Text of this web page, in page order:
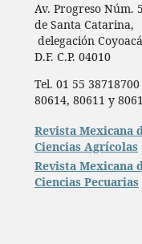
Av. Progreso Núm.
de Santa Catarina,
delegación
D.F. C.P. 04010
Tel. 01 55
80614, 80611 y
Revista Mexicana
Ciencias Agrícolas
Revista Mexicana
Ciencias Pecuarias